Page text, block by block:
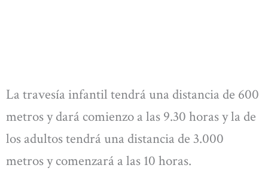
La travesía infantil tendrá una distancia de 600
metros y dará comienzo a las 9.30 horas y la de
los adultos tendrá una distancia de 3.000
metros y comenzará a las 10 horas.